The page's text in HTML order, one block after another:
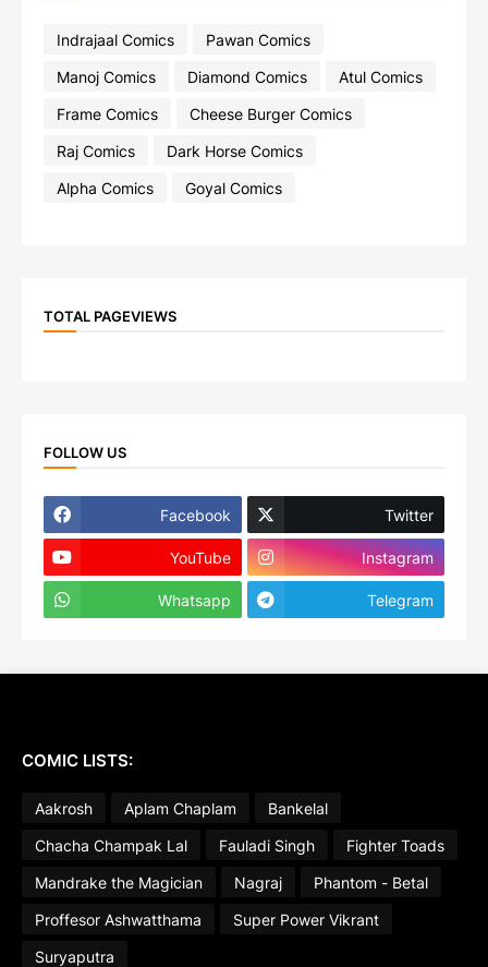
Indrajaal Comics
Pawan Comics
Manoj Comics
Diamond Comics
Atul Comics
Frame Comics
Cheese Burger Comics
Raj Comics
Dark Horse Comics
Alpha Comics
Goyal Comics
TOTAL PAGEVIEWS
FOLLOW US
Facebook Twitter
YouTube Instagram
Whatsapp Telegram
COMIC LISTS:
Aakrosh Aplam Chaplam
Bankelal
Chacha Champak Lal
Fauladi Singh
Fighter Toads
Mandrake the Magician
Nagraj
Phantom - Betal
Proffesor Ashwatthama
Super Power Vikrant
Suryaputra